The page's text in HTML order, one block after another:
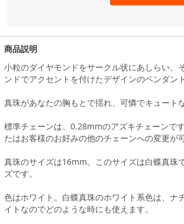
商品説明
小粒のダイヤモンドをサークル状にあしらい、
ンドでアクセントを付けたデザインのペンダント
真珠があなたの胸もとで揺れ、可憐でキュート
標準チェーンは、0.28mmのアズキチェーンで
たはお客様のお好みの他のチェーンへの変更が
真珠のサイズは16mm。このサイズは白蝶真珠
ズです。
色はホワイト。白蝶真珠のホワイト系色は、ナ
イトなのでどのような時にも使えます。